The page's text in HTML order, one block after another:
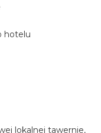
hotelu
lokalnej tawernie,